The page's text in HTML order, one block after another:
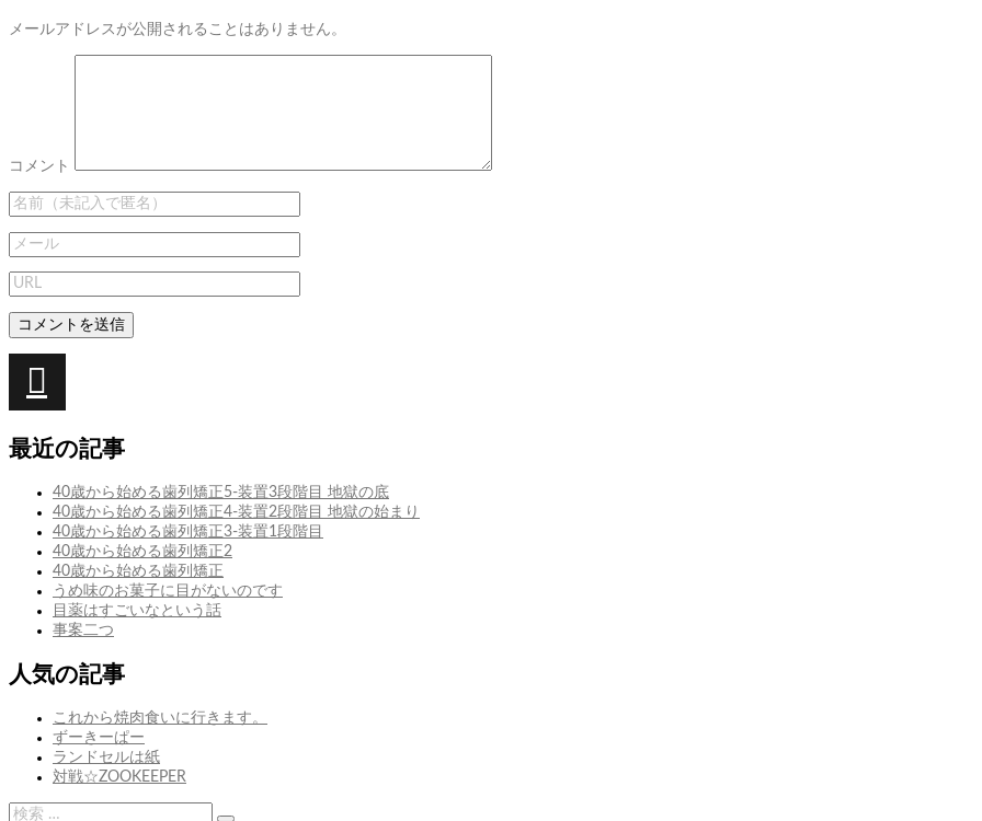
メールアドレスが公開されることはありません。
コメント
投
稿
ビ
の
投
れ
ー？
最近の記事
40歳から始める歯列矯正5-装置3段階目 地獄の底
40歳から始める歯列矯正4-装置2段階目 地獄の始まり
40歳から始める歯列矯正3-装置1段階目
40歳から始める歯列矯正2
40歳から始める歯列矯正
うめ味のお菓子に目がないのです
目薬はすごいなという話
事案二つ
人気の記事
これから焼肉食いに行きます。
ずーきーぱー
ランドセルは紙
対戦☆ZOOKEEPER
検